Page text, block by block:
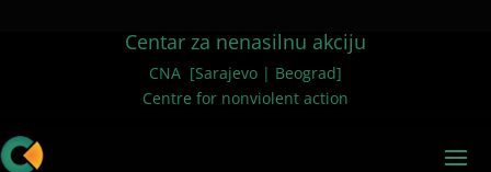
Centar za nenasilnu akciju
CNA [Sarajevo | Beograd]
Centre for nonviolent action